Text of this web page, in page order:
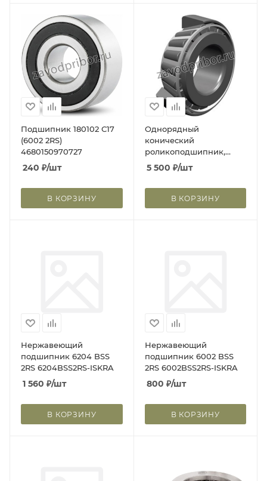
Подшипник 180102 С17
(6002 2RS)
4680150970727
240 ₽/шт
В КОРЗИНУ
Однорядный
конический
роликоподшипник,
сепаратор из листовой
стали 60x95x23 E32012J
5 500 ₽/шт
В КОРЗИНУ
Нержавеющий
подшипник 6204 BSS
2RS 6204BSS2RS-ISKRA
1 560 ₽/шт
В КОРЗИНУ
Нержавеющий
подшипник 6002 BSS
2RS 6002BSS2RS-ISKRA
800 ₽/шт
В КОРЗИНУ